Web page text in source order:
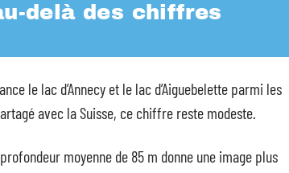
delà des chiffres
le lac d’Annecy et le lac d’Aiguebelette parmi les
avec la Suisse, ce chiffre reste modeste.
moyenne de 85 m donne une image plus